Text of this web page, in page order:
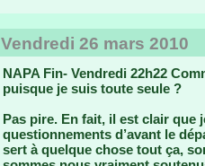
Vendredi 26 mars 2010
NAPA Fin- Vendredi 22h22
puisque je suis toute seule ?
Pas pire. En fait, il est clair que
questionnements d’avant le
sert à quelque chose tout ça,